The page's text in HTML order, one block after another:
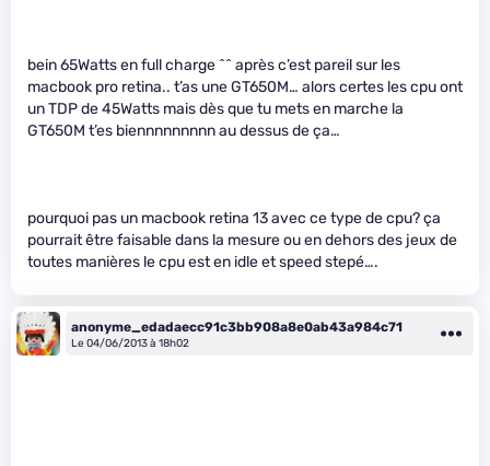
bein 65Watts en full charge ^^ après c’est pareil sur les
macbook pro retina.. t’as une GT650M… alors certes les cpu ont
un TDP de 45Watts mais dès que tu mets en marche la
GT650M t’es biennnnnnnnn au dessus de ça…
pourquoi pas un macbook retina 13 avec ce type de cpu? ça
pourrait être faisable dans la mesure ou en dehors des jeux de
toutes manières le cpu est en idle et speed stepé….
anonyme_edadaecc91c3bb908a8e0ab43a984c71
Le 04/06/2013 à 18h02